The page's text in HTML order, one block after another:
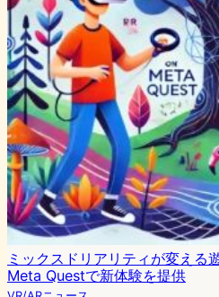
ミックスドリアリティが変える
Meta Questで新体験を提供